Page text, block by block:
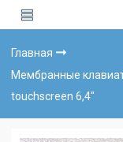
Главная
Мембранные
touchscreen 6,4"